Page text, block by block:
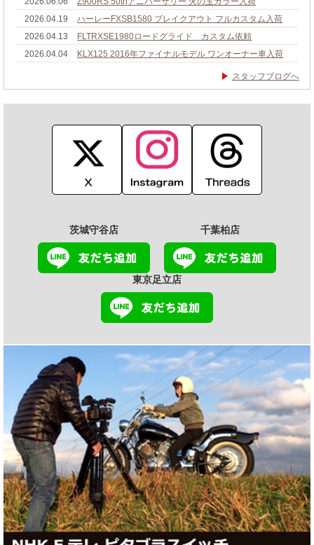
2026.04.19
ハーレーFXSB1580 ブレイクアウト フルカスタム入荷
2026.04.13
FLTRXSE1980ロードグライド カスタム依頼
2026.04.04
KLX125 2016年ファイナルモデル ワンオーナー車入荷
スタッフブログへ
茨城守谷店 千葉柏店
東京足立店